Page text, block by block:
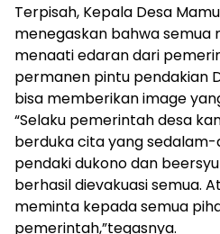
Terpisah, Kepala Desa
menegaskan bahwa semua
menaati edaran dari
permanen pintu pendakian
bisa memberikan image
“Selaku pemerintah desa
berduka cita yang
pendaki dukono dan
berhasil dievakuasi semua.
meminta kepada semua
pemerintah,”tegasnya.